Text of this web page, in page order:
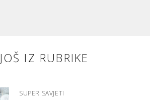
JOŠ IZ RUBRIKE
SUPER SAVJETI